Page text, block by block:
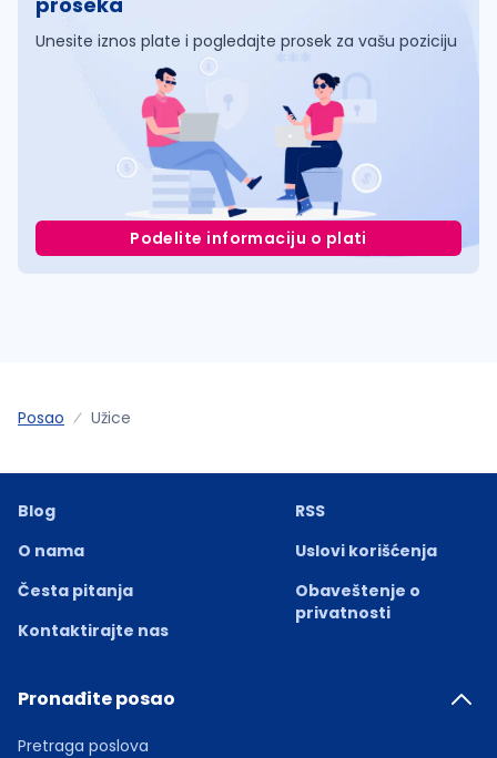
Unesite iznos plate i pogledajte prosek za vašu poziciju
Podelite informaciju o plati
Posao Užice
Blog
O nama
Česta pitanja
Kontaktirajte nas
RSS
Uslovi korišćenja
Obaveštenje o
privatnosti
Pronađite posao
Pretraga poslova